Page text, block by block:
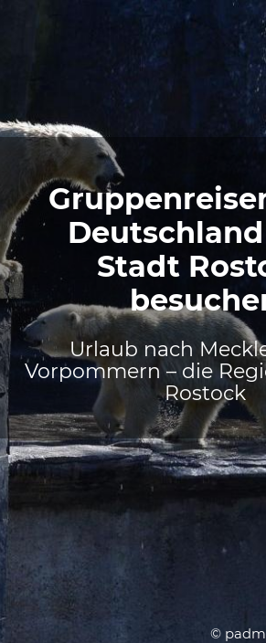
Stadt
Urlaub nach
Vorpommern – die
Rostock
©